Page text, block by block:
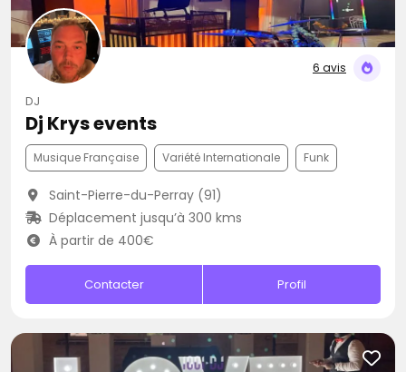
6 avis
DJ
Dj Krys events
Musique Française Variété Internationale Funk
Saint-Pierre-du-Perray (91)
Déplacement jusqu’à 300 kms
À partir de 400€
Contacter Profil